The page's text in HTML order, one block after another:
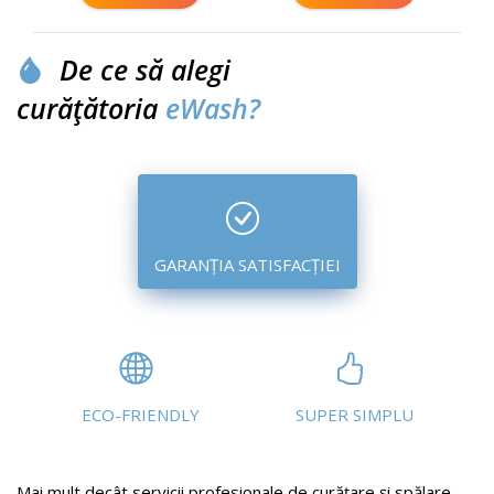
De ce să alegi
curățătoria eWash?
GARANȚIA SATISFACȚIEI
ECO-FRIENDLY SUPER SIMPLU